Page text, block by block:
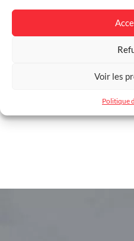
Voir les
Politique
Abri à vélos